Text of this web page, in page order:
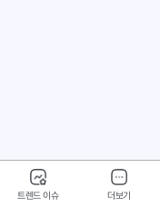
트렌드 이슈 더보기